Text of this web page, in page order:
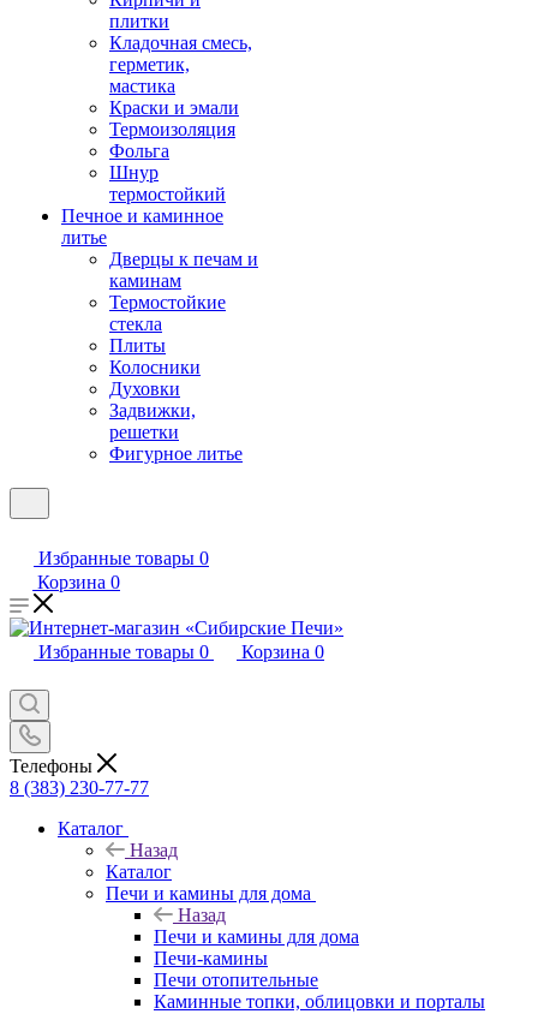
плитки
Кладочная смесь,
герметик,
мастика
Краски и эмали
Термоизоляция
Фольга
Шнур
термостойкий
Печное и каминное
литье
Дверцы к печам и
каминам
Термостойкие
стекла
Плиты
Колосники
Духовки
Задвижки,
решетки
Фигурное литье
Избранные товары 0
Корзина 0
Избранные товары 0 Корзина 0
Телефоны
8 (383) 230-77-77
Каталог
Назад
Каталог
Печи и камины для дома
Назад
Печи и камины для дома
Печи-камины
Печи отопительные
Каминные топки, облицовки и порталы